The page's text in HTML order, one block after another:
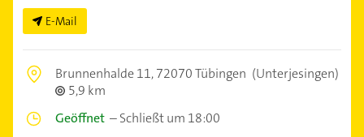
E-Mail
Brunnenhalde 11,72070 Tübingen (Unterjesingen)
5,9 km
Geöffnet –Schließt um 18:00